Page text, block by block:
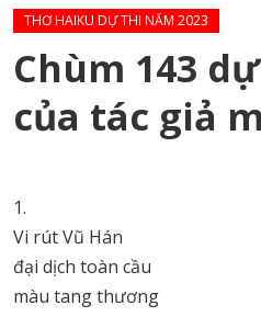
THƠ HAIKU DỰ THI NĂM 2023
Chùm 143
của tác giả
1.
Vi rút Vũ Hán
đại dịch toàn cầu
màu tang thương